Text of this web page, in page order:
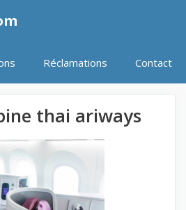
Réclamations Contact
thai ariways